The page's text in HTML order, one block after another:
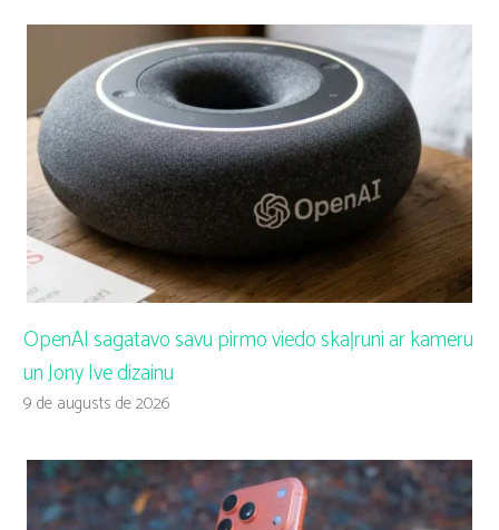
OpenAI sagatavo savu pirmo viedo skaļruni ar kameru
un Jony Ive dizainu
9 de augusts de 2026